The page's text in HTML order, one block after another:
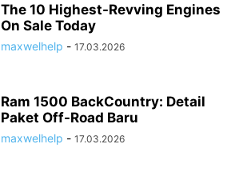
The 10 Highest-Revving Engines
On Sale Today
maxwelhelp - 17.03.2026
Ram 1500 BackCountry: Detail
Paket Off-Road Baru
maxwelhelp - 17.03.2026